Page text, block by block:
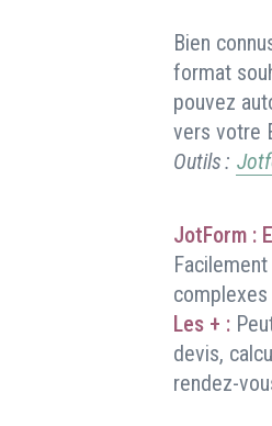
Bien
format
pouvez
vers votre
Outils :
JotForm :
Les + :
devis,
rendez-